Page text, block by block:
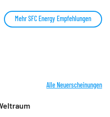
Mehr SFC Energy Empfehlungen
Alle Neuerscheinungen